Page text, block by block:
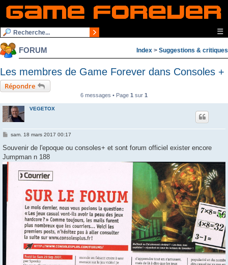
☰
FORUM Index > Suggestions & critiques
Les membres de Game Forever dans Consoles +
Répondre
6 messages • Page 1 sur 1
VEGETOX
M
s
a
g
sam. 18 mars 2017 00:17
Souvenir de l'epoque ou consoles+ et sont forum officiel exister encore
Jumpman n 188